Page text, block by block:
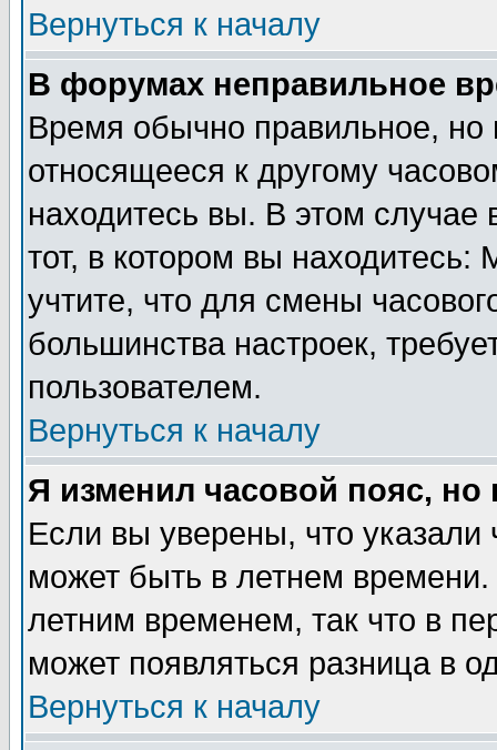
Вернуться к началу
В форумах неправильное
Время обычно правильное,
относящееся к другому
находитесь вы. В этом
тот, в котором вы
учтите, что для смены
большинства настроек,
пользователем.
Вернуться к началу
Я изменил часовой пояс,
Если вы уверены, что указали
может быть в летнем
летним временем, так что в
может появляться разница в
Вернуться к началу